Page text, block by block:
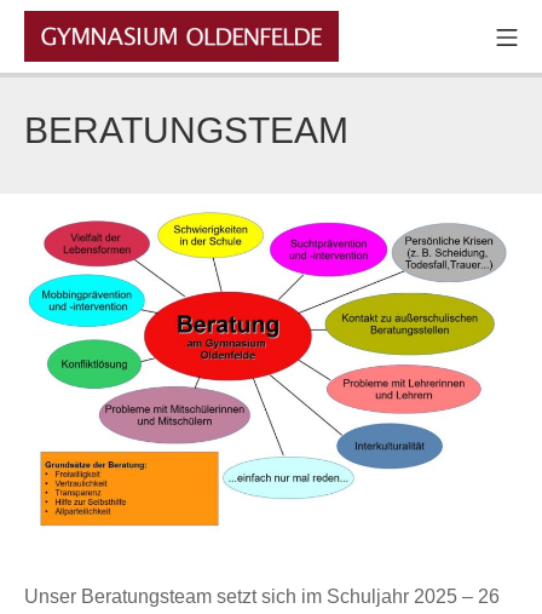
Zum
Inhalt
springen
GYMNASIUM OLDENFELDE
BERATUNGSTEAM
Unser Beratungsteam setzt sich im Schuljahr 2025 – 26